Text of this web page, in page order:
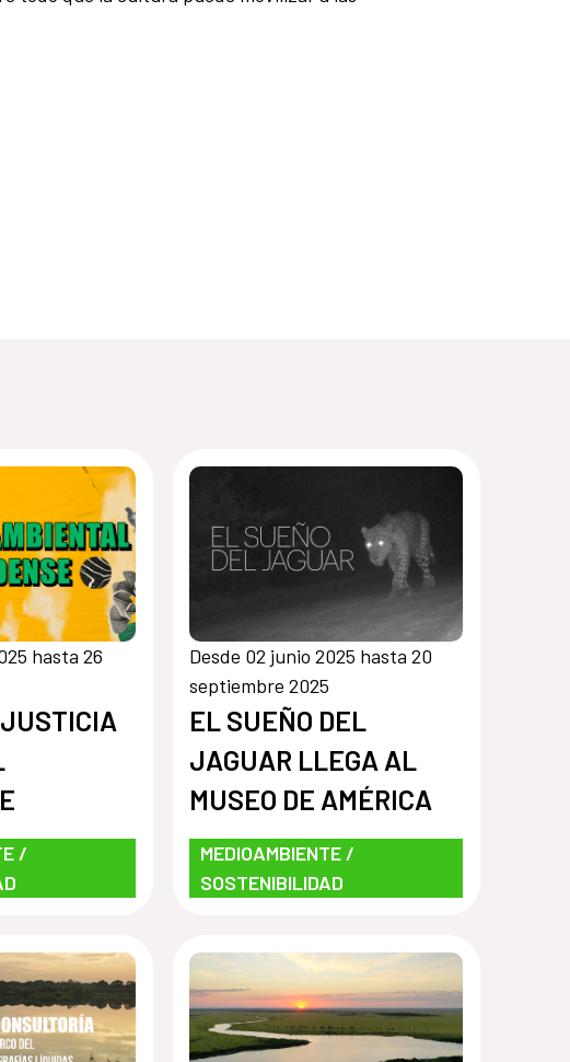
hasta 26
JUSTICIA
/
Desde 02 junio 2025 hasta 20
septiembre 2025
EL SUEÑO DEL
JAGUAR LLEGA AL
MUSEO DE AMÉRICA
MEDIOAMBIENTE /
SOSTENIBILIDAD